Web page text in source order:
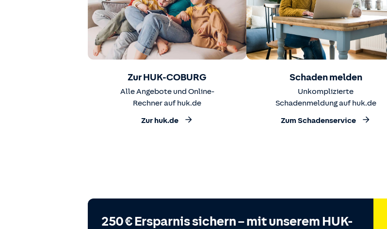
Zur HUK-COBURG
Alle Angebote und Online-
Rechner auf huk.de
Zur huk.de
Schaden melden
Unkomplizierte
Schadenmeldung auf huk.de
Zum Schadenservice
250 € Ersparnis sichern – mit unserem HUK-